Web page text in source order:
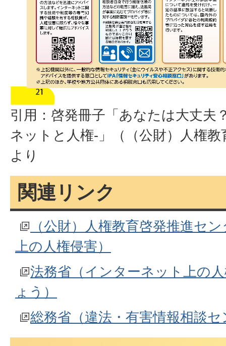
引用：啓発冊子「あなたは大丈夫
ネットと人権-」（（公財）人権
より
関連リンク
（公財）人権教育啓発推進セ
上の人権侵害）
法務省（インターネット上の
ょう）
総務省（違法・有害情報相談